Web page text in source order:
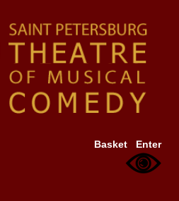
Basket Enter